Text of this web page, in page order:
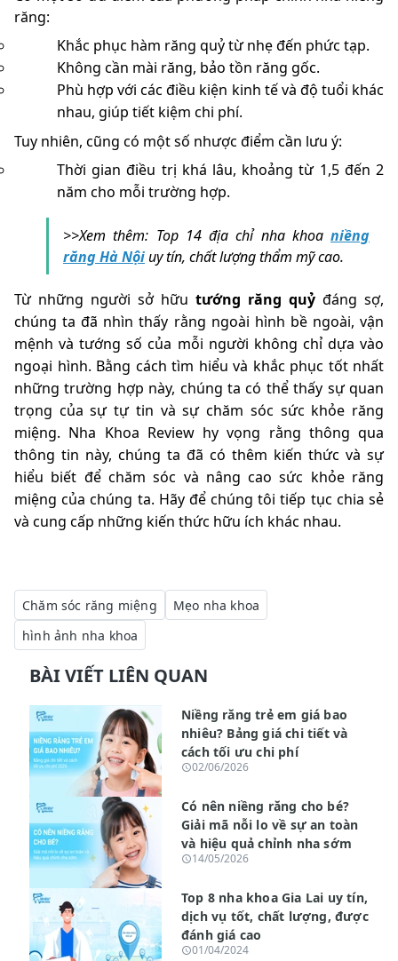
răng:
Khắc phục hàm răng quỷ từ nhẹ đến phức tạp.
Không cần mài răng, bảo tồn răng gốc.
Phù hợp với các điều kiện kinh tế và độ tuổi khác
nhau, giúp tiết kiệm chi phí.
Tuy nhiên, cũng có một số nhược điểm cần lưu ý:
Thời gian điều trị khá lâu, khoảng từ 1,5 đến 2
năm cho mỗi trường hợp.
>>Xem thêm: Top 14 địa chỉ nha khoa niềng
răng Hà Nộiuy tín, chất lượng thẩm mỹ cao.
Từ những người sở hữu tướng răng quỷ đáng sợ,
chúng ta đã nhìn thấy rằng ngoài hình bề ngoài, vận
mệnh và tướng số của mỗi người không chỉ dựa vào
ngoại hình. Bằng cách tìm hiểu và khắc phục tốt nhất
những trường hợp này, chúng ta có thể thấy sự quan
trọng của sự tự tin và sự chăm sóc sức khỏe răng
miệng. Nha Khoa Review hy vọng rằng thông qua
thông tin này, chúng ta đã có thêm kiến thức và sự
hiểu biết để chăm sóc và nâng cao sức khỏe răng
miệng của chúng ta. Hãy để chúng tôi tiếp tục chia sẻ
và cung cấp những kiến thức hữu ích khác nhau.
Chăm sóc răng miệng
Mẹo nha khoa
hình ảnh nha khoa
BÀI VIẾT LIÊN QUAN
Niềng răng trẻ em giá bao
nhiêu? Bảng giá chi tiết và
cách tối ưu chi phí
02/06/2026
Có nên niềng răng cho bé?
Giải mã nỗi lo về sự an toàn
và hiệu quả chỉnh nha sớm
14/05/2026
Top 8 nha khoa Gia Lai uy tín,
dịch vụ tốt, chất lượng, được
đánh giá cao
01/04/2024